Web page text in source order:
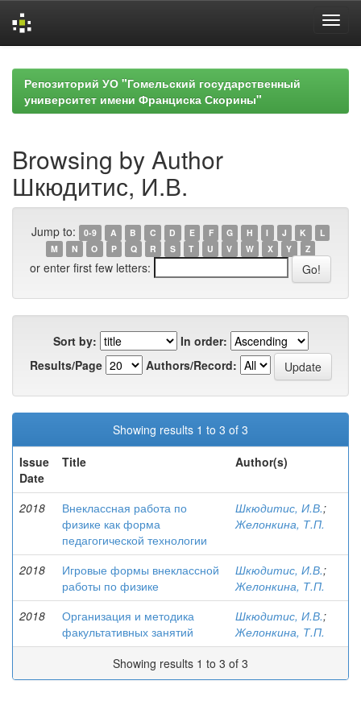
navigationРепозиторий УО "Гомельский государственный
университет имени Франциска Скорины"
Browsing by Author
Шкюдитис, И.В.
Jump to: 0-9 A B C D E F G H I J K
L
M
N O P Q R S T U V W X Y Z
or enter first few letters:
Sort by:
In order:
Results/Page
Authors/Record:
Showing results 1 to 3 of 3
Issue
Date
Title Author(s)
2018
Внеклассная работа по
физике как форма
педагогической технологии
Шкюдитис, И.В.;
Желонкина, Т.П.
2018
Игровые формы внеклассной
работы по физике
Шкюдитис, И.В.;
Желонкина, Т.П.
2018
Организация и методика
факультативных занятий
Шкюдитис, И.В.;
Желонкина, Т.П.
Showing results 1 to 3 of 3